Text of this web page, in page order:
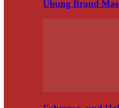
Übung Brand